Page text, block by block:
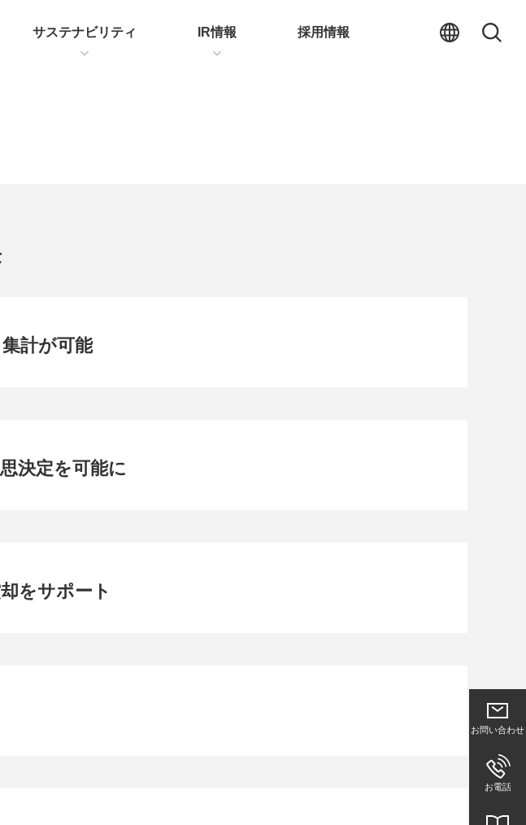
サステナビリティ IR情報 採用情報
計が可能
決定を可能に
をサポート
お問い合わせ
お電話